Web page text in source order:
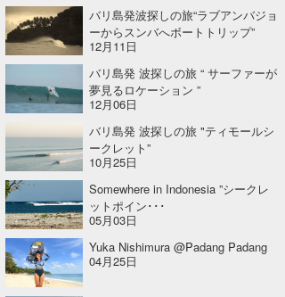
バリ島発波探しの旅“ラブアンバジョ
ーからスンバへボートトリップ”
12月11日
バリ島発 波探しの旅 “ サーファーが
夢見るロケーション ”
12月06日
バリ島発 波探しの旅 "ティモールシ
ークレット”
10月25日
Somewhere in Indonesia ”シークレ
ットポイン･･･
05月03日
Yuka Nishimura @Padang Padang
04月25日